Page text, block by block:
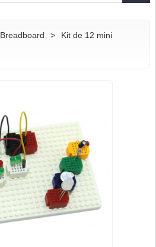
Breadboard >
Kit de 12 mini